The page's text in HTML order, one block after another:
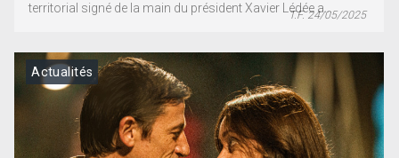
territorial signé de la main du président Xavier Lédée a...
T.F. 24/05/2025
Actualités